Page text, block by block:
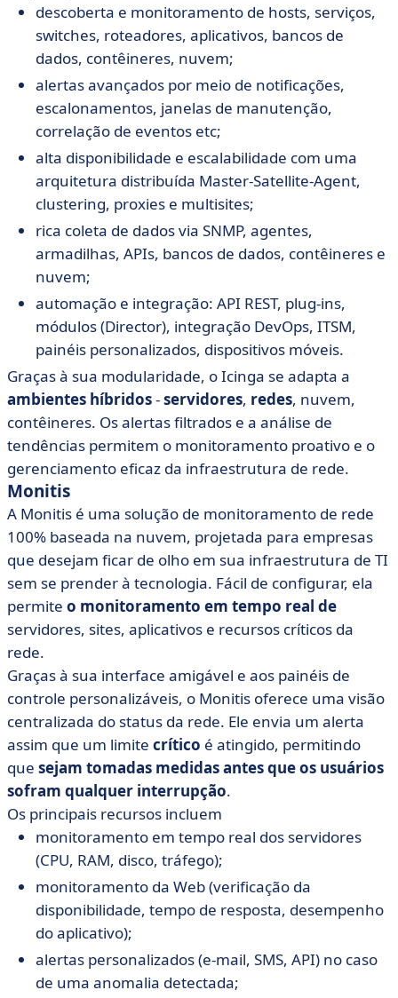
descoberta e monitoramento de hosts, serviços,
switches, roteadores, aplicativos, bancos de
dados, contêineres, nuvem;
alertas avançados por meio de notificações,
escalonamentos, janelas de manutenção,
correlação de eventos etc;
alta disponibilidade e escalabilidade com uma
arquitetura distribuída Master-Satellite-Agent,
clustering, proxies e multisites;
rica coleta de dados via SNMP, agentes,
armadilhas, APIs, bancos de dados, contêineres e
nuvem;
automação e integração: API REST, plug-ins,
módulos (Director), integração DevOps, ITSM,
painéis personalizados, dispositivos móveis.
Graças à sua modularidade, o Icinga se adapta a
ambientes híbridos-servidores, redes, nuvem,
contêineres. Os alertas filtrados e a análise de
tendências permitem o monitoramento proativo e o
gerenciamento eficaz da infraestrutura de rede.
Monitis
A Monitis é uma solução de monitoramento de rede
100% baseada na nuvem, projetada para empresas
que desejam ficar de olho em sua infraestrutura de TI
sem se prender à tecnologia. Fácil de configurar, ela
permite o monitoramento em tempo real de
servidores, sites, aplicativos e recursos críticos da
rede.
Graças à sua interface amigável e aos painéis de
controle personalizáveis, o Monitis oferece uma visão
centralizada do status da rede. Ele envia um alerta
assim que um limite crítico é atingido, permitindo
que sejam tomadas medidas antes que os usuários
sofram qualquer interrupção.
Os principais recursos incluem
monitoramento em tempo real dos servidores
(CPU, RAM, disco, tráfego);
monitoramento da Web (verificação da
disponibilidade, tempo de resposta, desempenho
do aplicativo);
alertas personalizados (e-mail, SMS, API) no caso
de uma anomalia detectada;